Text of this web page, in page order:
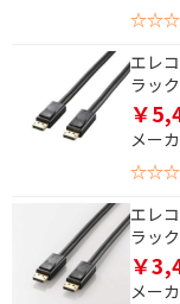
エレ
ラッ
￥
メー
エレ
ラッ
￥
メー